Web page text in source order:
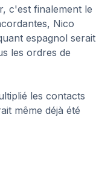
c'est finalement le
Nico
espagnol serait
les ordres de
les contacts
même déjà été